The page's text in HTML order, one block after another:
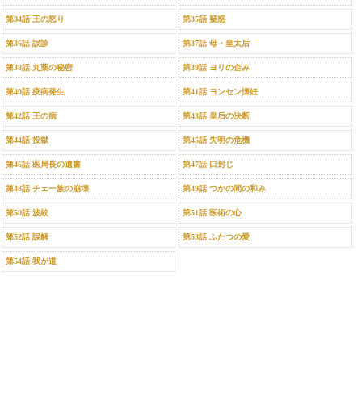
第34話 王の怒り 第35話 疑惑
第36話 誤診 第37話 母・皇太后
第38話 丸薬の秘密 第39話 ヨリの企み
第40話 疫病発生 第41話 ヨンセン懐妊
第42話 王の病 第43話 皇后の決断
第44話 投獄 第45話 失明の危機
第46話 医局長の遺書 第47話 口封じ
第48話 チェ一族の崩壊 第49話 つかの間の和み
第50話 波紋 第51話 医術の心
第52話 誤解 第53話 ふたつの愛
第54話 我が道